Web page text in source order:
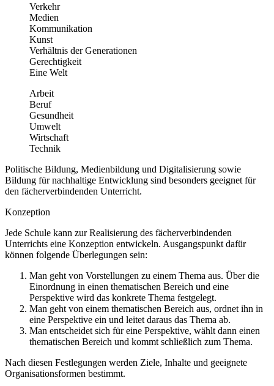
Verkehr
Medien
Kommunikation
Kunst
Verhältnis der Generationen
Gerechtigkeit
Eine Welt
Arbeit
Beruf
Gesundheit
Umwelt
Wirtschaft
Technik
Politische Bildung, Medienbildung und Digitalisierung sowie
Bildung für nachhaltige Entwicklung sind besonders geeignet für
den fächerverbindenden Unterricht.
Konzeption
Jede Schule kann zur Realisierung des fächerverbindenden
Unterrichts eine Konzeption entwickeln. Ausgangspunkt dafür
können folgende Überlegungen sein:
Man geht von Vorstellungen zu einem Thema aus. Über die
Einordnung in einen thematischen Bereich und eine
Perspektive wird das konkrete Thema festgelegt.
Man geht von einem thematischen Bereich aus, ordnet ihn in
eine Perspektive ein und leitet daraus das Thema ab.
Man entscheidet sich für eine Perspektive, wählt dann einen
thematischen Bereich und kommt schließlich zum Thema.
Nach diesen Festlegungen werden Ziele, Inhalte und geeignete
Organisationsformen bestimmt.